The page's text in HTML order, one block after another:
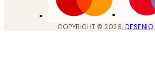
COPYRIGHT ©2026, DESENIO